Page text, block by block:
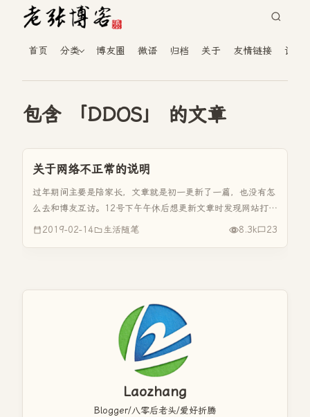
首页 分类 博友圈 微语 归档 关于 友情链接 读者
包含 「DDOS」 的文章
关于网络不正常的说明
过年期间主要是陪家长，文章就是初一更新了一篇，也没有怎
么去和博友互访。12号下午午休后想更新文章时发现网站打不
开了，第一时间联系了游子。晚上才得知是是机房的空间商做
2019-02-14 生活随笔 8.3k 23
Laozhang
Blogger/八零后老头/爱好折腾